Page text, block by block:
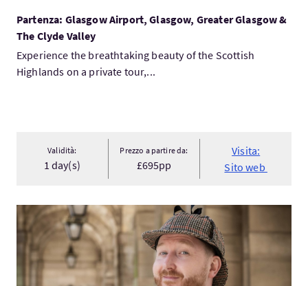
Partenza: Glasgow Airport, Glasgow, Greater Glasgow &
The Clyde Valley
Experience the breathtaking beauty of the Scottish
Highlands on a private tour,...
Validità:
1 day(s)
Prezzo a partire da:
£695pp
Visita:
Sito web
Visita:Edinburgh Historical Gems Tour with Whisky & Local